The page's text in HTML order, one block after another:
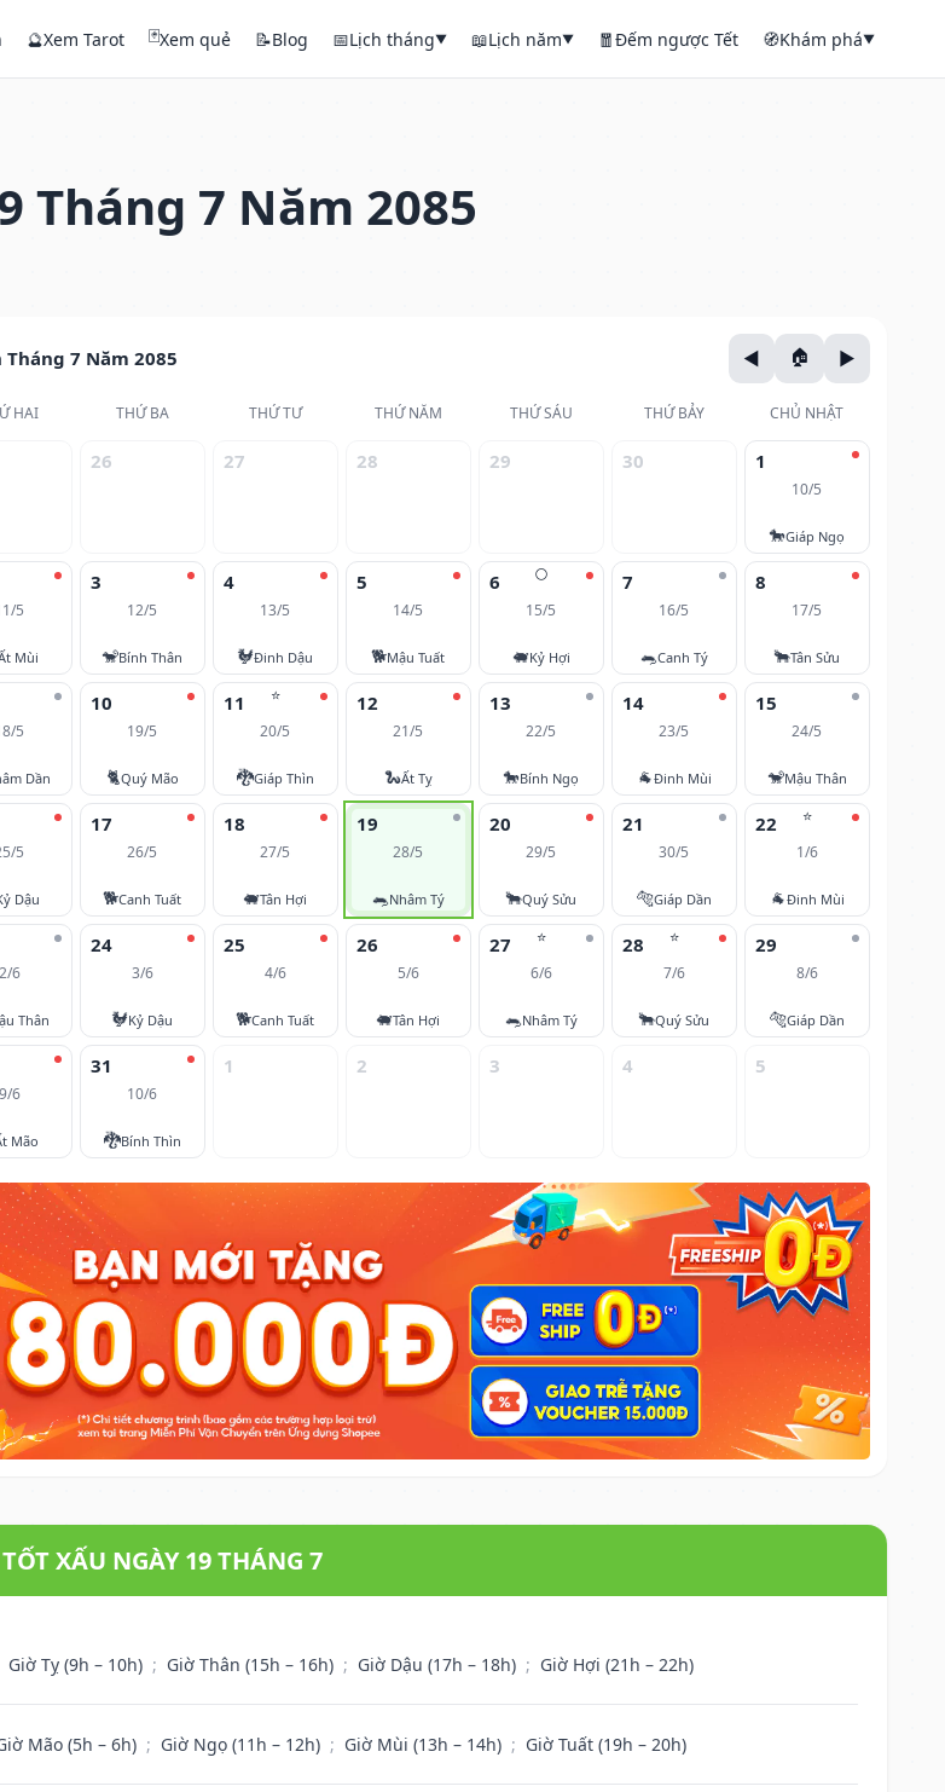
🔮Xem Tarot 🃏Xem quẻ 📝Blog 📅Lịch tháng▼ 📖Lịch năm▼ 🧧Đếm ngược Tết 🧭Khám phá▼
Tháng 7 Năm 2085
Tháng 7 Năm 2085
HAI THỨ BA THỨ TƯ THỨ NĂM THỨ SÁU THỨ BẢY CHỦ NHẬT
26 27 28 29 30 1
10/5
🐎Giáp Ngọ
5
Mùi
3
12/5
🐒Bính Thân
4
13/5
🐓Đinh Dậu
5
14/5
🐕Mậu Tuất
🌕
6
15/5
🐖Kỷ Hợi
7
16/5
🐀Canh Tý
8
17/5
🐂Tân Sửu
5
Dần
10
19/5
🐈Quý Mão
⭐
11
20/5
🐉Giáp Thìn
12
21/5
🐍Ất Tỵ
13
22/5
🐎Bính Ngọ
14
23/5
🐐Đinh Mùi
15
24/5
🐒Mậu Thân
5
Dậu
17
26/5
🐕Canh Tuất
18
27/5
🐖Tân Hợi
19
28/5
🐀Nhâm Tý
20
29/5
🐂Quý Sửu
21
30/5
🐅Giáp Dần
⭐
22
1/6
🐐Đinh Mùi
2/6
Thân
24
3/6
🐓Kỷ Dậu
25
4/6
🐕Canh Tuất
26
5/6
🐖Tân Hợi
⭐
27
6/6
🐀Nhâm Tý
⭐
28
7/6
🐂Quý Sửu
29
8/6
🐅Giáp Dần
9/6
Mão
31
10/6
🐉Bính Thìn
1 2 3 4 5
XẤU NGÀY 19 THÁNG 7
Giờ Tỵ (9h – 10h) ; Giờ Thân (15h – 16h) ; Giờ Dậu (17h – 18h) ; Giờ Hợi (21h – 22h)
Mão (5h – 6h) ; Giờ Ngọ (11h – 12h) ; Giờ Mùi (13h – 14h) ; Giờ Tuất (19h – 20h)